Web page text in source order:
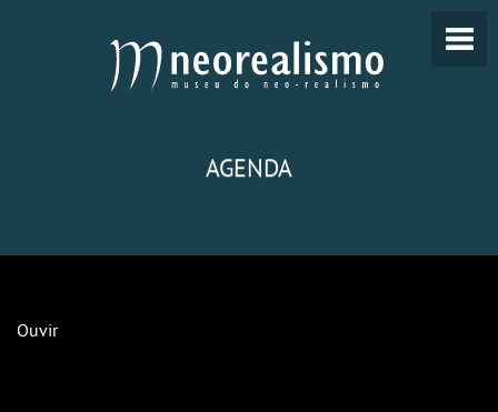
AGENDA
Ouvir